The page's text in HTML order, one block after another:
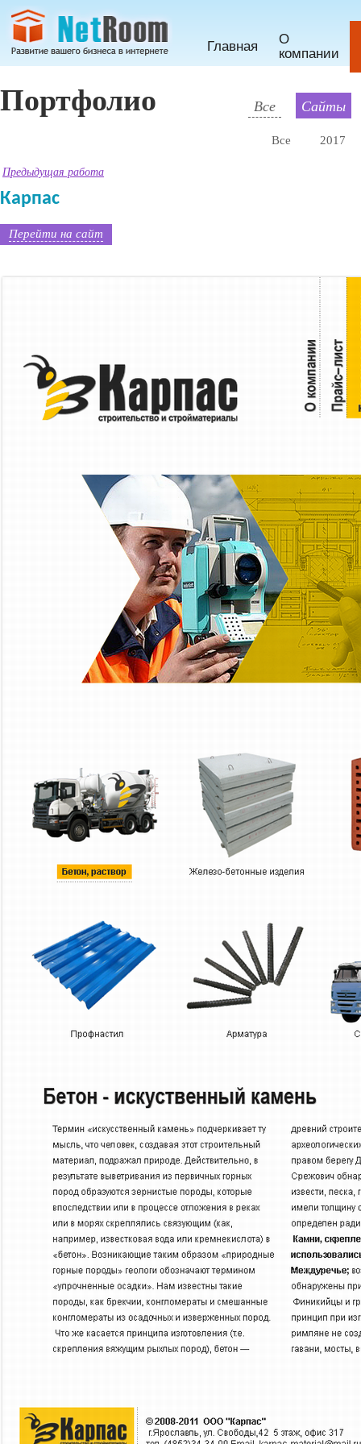
Главная
О
компании
Портфолио Все Сайты
Все 2017
Предыдущая работа
Карпас
Перейти на сайт